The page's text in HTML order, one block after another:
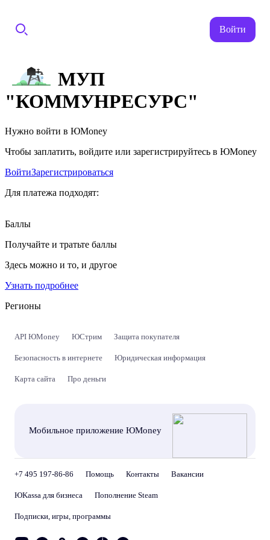
Войти
МУП
"КОММУНРЕСУРС"
Нужно войти в ЮMoney
Чтобы заплатить, войдите или зарегистрируйтесь в ЮMoney
ВойтиЗарегистрироваться
Для платежа подходят:
Баллы
Получайте и тратьте баллы
Здесь можно и то, и другое
Узнать подробнее
Регионы
API ЮMoney ЮСтрим Защита покупателя
Безопасность в интернете Юридическая информация
Карта сайта Про деньги
Мобильное приложение ЮMoney
+7 495 197-86-86 Помощь Контакты Вакансии
ЮKassa для бизнеса Пополнение Steam
Подписки, игры, программы